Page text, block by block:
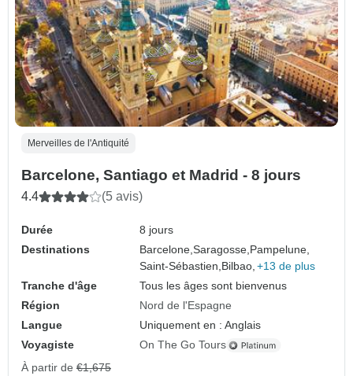
Merveilles de l'Antiquité
Barcelone, Santiago et Madrid - 8 jours
4.4 (5 avis)
Durée
8 jours
Destinations
Barcelone,Saragosse, Pampelune,
Saint-Sébastien, Bilbao, +13 de plus
Tranche d'âge
Tous les âges sont bienvenus
Région
Nord de l'Espagne
Langue
Uniquement en : Anglais
Voyagiste
On The Go Tours
À partir de €1,675